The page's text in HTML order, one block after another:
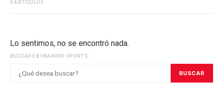
0 ARTÍCULOS
Lo sentimos, no se encontró nada.
BUSCAR EN UNANIMO SPORTS:
BUSCAR